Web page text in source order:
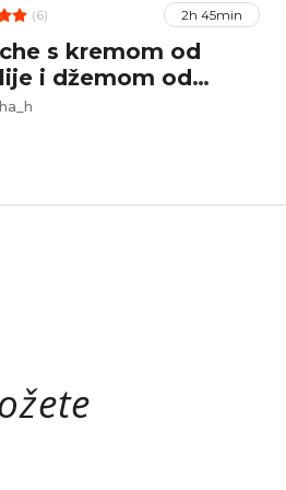
(6) 2h 45min
s kremom od
i džemom od
voća